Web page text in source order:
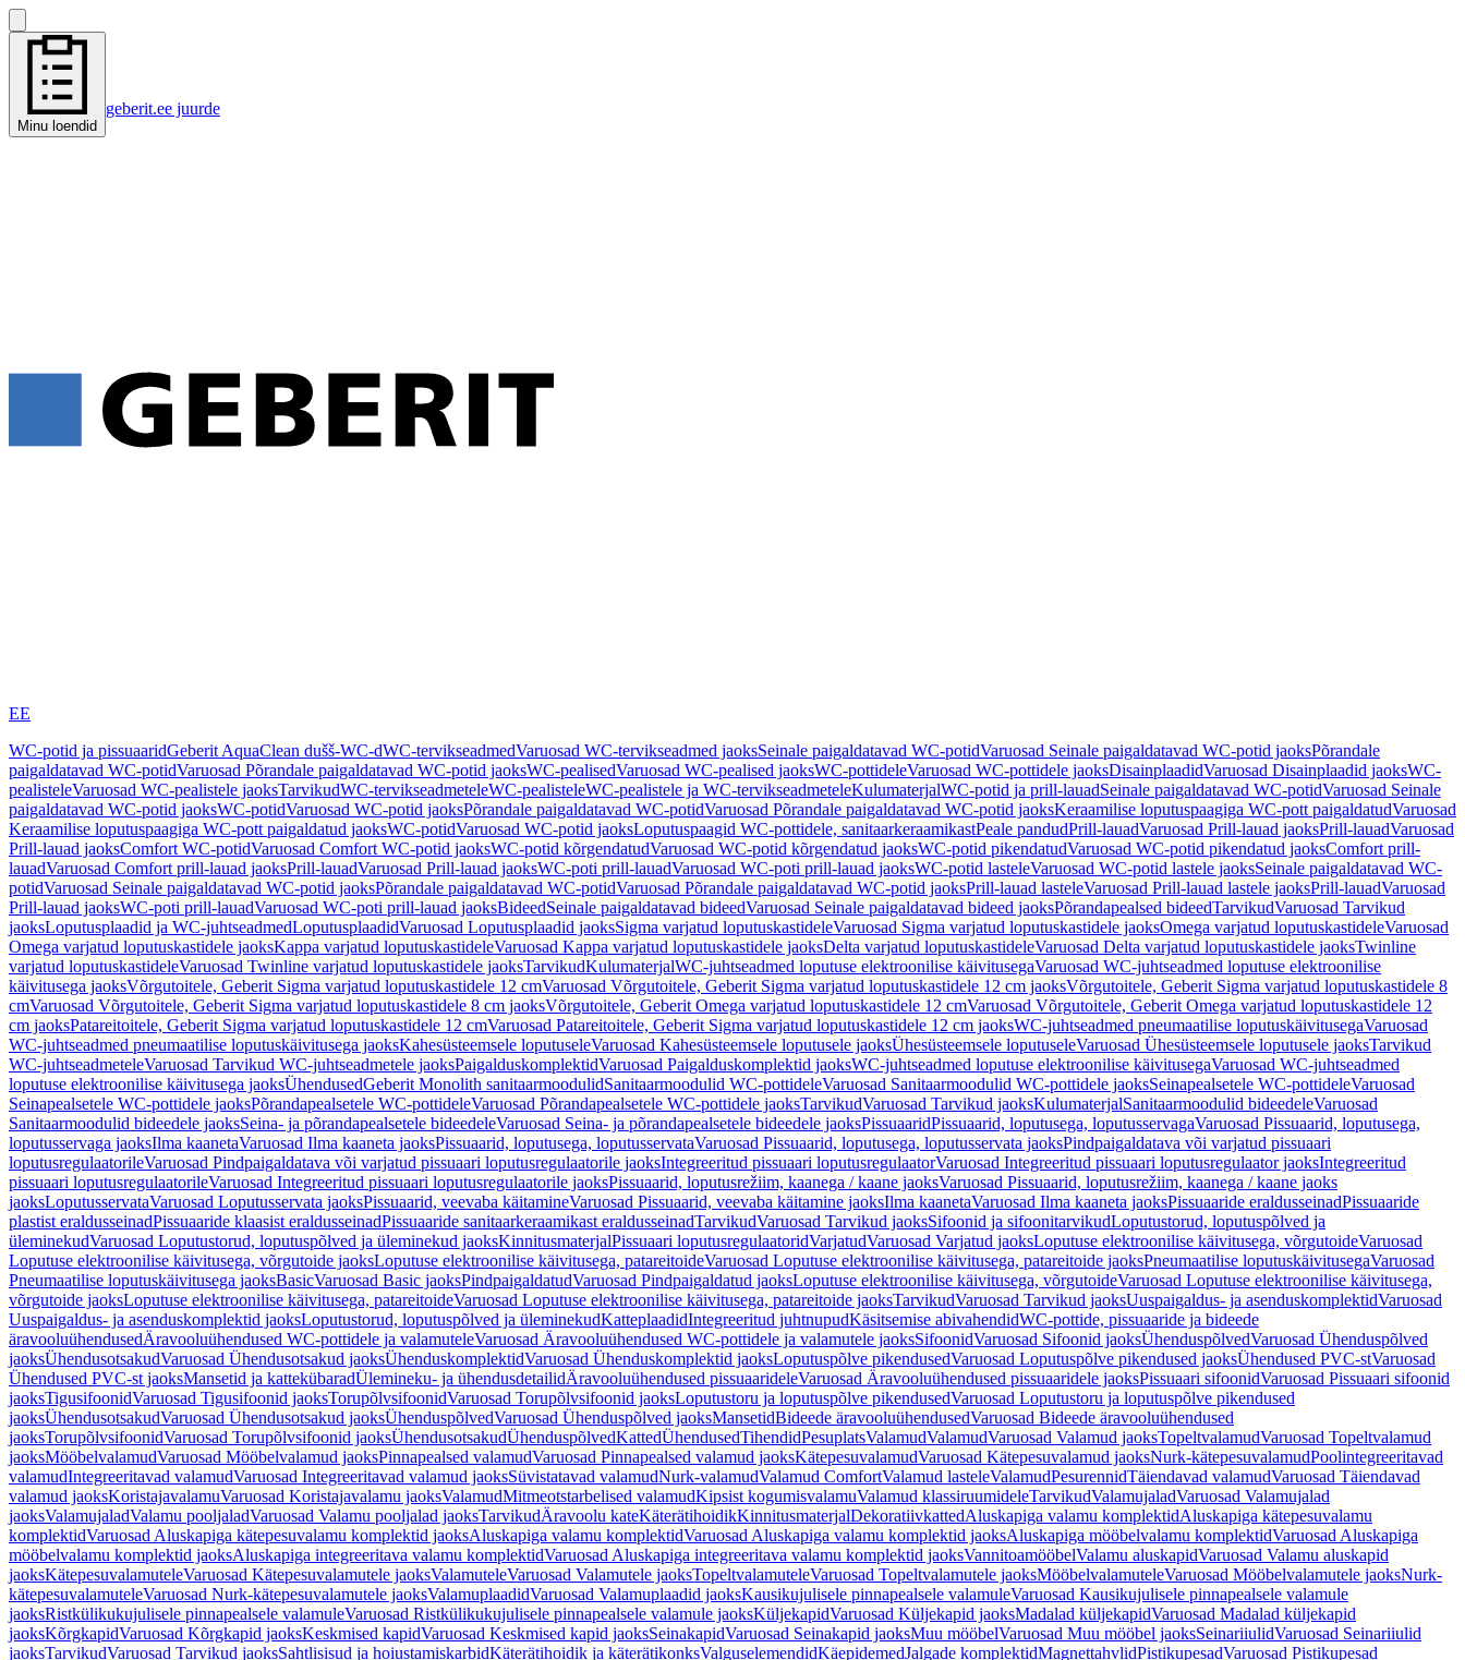
Minu loendid
geberit.ee juurde
EE
WC-potid ja pissuaaridGeberit AquaClean dušš-WC-dWC-tervikseadmedVaruosad WC-tervikseadmed jaoksSeinale paigaldatavad WC-potidVaruosad Seinale paigaldatavad WC-potid jaoksPõrandale
paigaldatavad WC-potidVaruosad Põrandale paigaldatavad WC-potid jaoksWC-pealisedVaruosad WC-pealised jaoksWC-pottideleVaruosad WC-pottidele jaoksDisainplaadidVaruosad Disainplaadid jaoksWC-
pealisteleVaruosad WC-pealistele jaoksTarvikudWC-tervikseadmeteleWC-pealisteleWC-pealistele ja WC-tervikseadmeteleKulumaterjalWC-potid ja prill-lauadSeinale paigaldatavad WC-potidVaruosad Seinale
paigaldatavad WC-potid jaoksWC-potidVaruosad WC-potid jaoksPõrandale paigaldatavad WC-potidVaruosad Põrandale paigaldatavad WC-potid jaoksKeraamilise loputuspaagiga WC-pott paigaldatudVaruosad
Keraamilise loputuspaagiga WC-pott paigaldatud jaoksWC-potidVaruosad WC-potid jaoksLoputuspaagid WC-pottidele, sanitaarkeraamikastPeale pandudPrill-lauadVaruosad Prill-lauad jaoksPrill-lauadVaruosad
Prill-lauad jaoksComfort WC-potidVaruosad Comfort WC-potid jaoksWC-potid kõrgendatudVaruosad WC-potid kõrgendatud jaoksWC-potid pikendatudVaruosad WC-potid pikendatud jaoksComfort prill-
lauadVaruosad Comfort prill-lauad jaoksPrill-lauadVaruosad Prill-lauad jaoksWC-poti prill-lauadVaruosad WC-poti prill-lauad jaoksWC-potid lasteleVaruosad WC-potid lastele jaoksSeinale paigaldatavad WC-
potidVaruosad Seinale paigaldatavad WC-potid jaoksPõrandale paigaldatavad WC-potidVaruosad Põrandale paigaldatavad WC-potid jaoksPrill-lauad lasteleVaruosad Prill-lauad lastele jaoksPrill-lauadVaruosad
Prill-lauad jaoksWC-poti prill-lauadVaruosad WC-poti prill-lauad jaoksBideedSeinale paigaldatavad bideedVaruosad Seinale paigaldatavad bideed jaoksPõrandapealsed bideedTarvikudVaruosad Tarvikud
jaoksLoputusplaadid ja WC-juhtseadmedLoputusplaadidVaruosad Loputusplaadid jaoksSigma varjatud loputuskastideleVaruosad Sigma varjatud loputuskastidele jaoksOmega varjatud loputuskastideleVaruosad
Omega varjatud loputuskastidele jaoksKappa varjatud loputuskastideleVaruosad Kappa varjatud loputuskastidele jaoksDelta varjatud loputuskastideleVaruosad Delta varjatud loputuskastidele jaoksTwinline
varjatud loputuskastideleVaruosad Twinline varjatud loputuskastidele jaoksTarvikudKulumaterjalWC-juhtseadmed loputuse elektroonilise käivitusegaVaruosad WC-juhtseadmed loputuse elektroonilise
käivitusega jaoksVõrgutoitele, Geberit Sigma varjatud loputuskastidele 12 cmVaruosad Võrgutoitele, Geberit Sigma varjatud loputuskastidele 12 cm jaoksVõrgutoitele, Geberit Sigma varjatud loputuskastidele 8
cmVaruosad Võrgutoitele, Geberit Sigma varjatud loputuskastidele 8 cm jaoksVõrgutoitele, Geberit Omega varjatud loputuskastidele 12 cmVaruosad Võrgutoitele, Geberit Omega varjatud loputuskastidele 12
cm jaoksPatareitoitele, Geberit Sigma varjatud loputuskastidele 12 cmVaruosad Patareitoitele, Geberit Sigma varjatud loputuskastidele 12 cm jaoksWC-juhtseadmed pneumaatilise loputuskäivitusegaVaruosad
WC-juhtseadmed pneumaatilise loputuskäivitusega jaoksKahesüsteemsele loputuseleVaruosad Kahesüsteemsele loputusele jaoksÜhesüsteemsele loputuseleVaruosad Ühesüsteemsele loputusele jaoksTarvikud
WC-juhtseadmeteleVaruosad Tarvikud WC-juhtseadmetele jaoksPaigalduskomplektidVaruosad Paigalduskomplektid jaoksWC-juhtseadmed loputuse elektroonilise käivitusegaVaruosad WC-juhtseadmed
loputuse elektroonilise käivitusega jaoksÜhendusedGeberit Monolith sanitaarmoodulidSanitaarmoodulid WC-pottideleVaruosad Sanitaarmoodulid WC-pottidele jaoksSeinapealsetele WC-pottideleVaruosad
Seinapealsetele WC-pottidele jaoksPõrandapealsetele WC-pottideleVaruosad Põrandapealsetele WC-pottidele jaoksTarvikudVaruosad Tarvikud jaoksKulumaterjalSanitaarmoodulid bideedeleVaruosad
Sanitaarmoodulid bideedele jaoksSeina- ja põrandapealsetele bideedeleVaruosad Seina- ja põrandapealsetele bideedele jaoksPissuaaridPissuaarid, loputusega, loputusservagaVaruosad Pissuaarid, loputusega,
loputusservaga jaoksIlma kaanetaVaruosad Ilma kaaneta jaoksPissuaarid, loputusega, loputusservataVaruosad Pissuaarid, loputusega, loputusservata jaoksPindpaigaldatava või varjatud pissuaari
loputusregulaatorileVaruosad Pindpaigaldatava või varjatud pissuaari loputusregulaatorile jaoksIntegreeritud pissuaari loputusregulaatorVaruosad Integreeritud pissuaari loputusregulaator jaoksIntegreeritud
pissuaari loputusregulaatorileVaruosad Integreeritud pissuaari loputusregulaatorile jaoksPissuaarid, loputusrežiim, kaanega / kaane jaoksVaruosad Pissuaarid, loputusrežiim, kaanega / kaane jaoks
jaoksLoputusservataVaruosad Loputusservata jaoksPissuaarid, veevaba käitamineVaruosad Pissuaarid, veevaba käitamine jaoksIlma kaanetaVaruosad Ilma kaaneta jaoksPissuaaride eraldusseinadPissuaaride
plastist eraldusseinadPissuaaride klaasist eraldusseinadPissuaaride sanitaarkeraamikast eraldusseinadTarvikudVaruosad Tarvikud jaoksSifoonid ja sifoonitarvikudLoputustorud, loputuspõlved ja
üleminekudVaruosad Loputustorud, loputuspõlved ja üleminekud jaoksKinnitusmaterjalPissuaari loputusregulaatoridVarjatudVaruosad Varjatud jaoksLoputuse elektroonilise käivitusega, võrgutoideVaruosad
Loputuse elektroonilise käivitusega, võrgutoide jaoksLoputuse elektroonilise käivitusega, patareitoideVaruosad Loputuse elektroonilise käivitusega, patareitoide jaoksPneumaatilise loputuskäivitusegaVaruosad
Pneumaatilise loputuskäivitusega jaoksBasicVaruosad Basic jaoksPindpaigaldatudVaruosad Pindpaigaldatud jaoksLoputuse elektroonilise käivitusega, võrgutoideVaruosad Loputuse elektroonilise käivitusega,
võrgutoide jaoksLoputuse elektroonilise käivitusega, patareitoideVaruosad Loputuse elektroonilise käivitusega, patareitoide jaoksTarvikudVaruosad Tarvikud jaoksUuspaigaldus- ja asenduskomplektidVaruosad
Uuspaigaldus- ja asenduskomplektid jaoksLoputustorud, loputuspõlved ja üleminekudKatteplaadidIntegreeritud juhtnupudKäsitsemise abivahendidWC-pottide, pissuaaride ja bideede
äravooluühendusedÄravooluühendused WC-pottidele ja valamuteleVaruosad Äravooluühendused WC-pottidele ja valamutele jaoksSifoonidVaruosad Sifoonid jaoksÜhenduspõlvedVaruosad Ühenduspõlved
jaoksÜhendusotsakudVaruosad Ühendusotsakud jaoksÜhenduskomplektidVaruosad Ühenduskomplektid jaoksLoputuspõlve pikendusedVaruosad Loputuspõlve pikendused jaoksÜhendused PVC-stVaruosad
Ühendused PVC-st jaoksMansetid ja kattekübaradÜlemineku- ja ühendusdetailidÄravooluühendused pissuaarideleVaruosad Äravooluühendused pissuaaridele jaoksPissuaari sifoonidVaruosad Pissuaari sifoonid
jaoksTigusifoonidVaruosad Tigusifoonid jaoksTorupõlvsifoonidVaruosad Torupõlvsifoonid jaoksLoputustoru ja loputuspõlve pikendusedVaruosad Loputustoru ja loputuspõlve pikendused
jaoksÜhendusotsakudVaruosad Ühendusotsakud jaoksÜhenduspõlvedVaruosad Ühenduspõlved jaoksMansetidBideede äravooluühendusedVaruosad Bideede äravooluühendused
jaoksTorupõlvsifoonidVaruosad Torupõlvsifoonid jaoksÜhendusotsakudÜhenduspõlvedKattedÜhendusedTihendidPesuplatsValamudValamudVaruosad Valamud jaoksTopeltvalamudVaruosad Topeltvalamud
jaoksMööbelvalamudVaruosad Mööbelvalamud jaoksPinnapealsed valamudVaruosad Pinnapealsed valamud jaoksKätepesuvalamudVaruosad Kätepesuvalamud jaoksNurk-kätepesuvalamudPoolintegreeritavad
valamudIntegreeritavad valamudVaruosad Integreeritavad valamud jaoksSüvistatavad valamudNurk-valamudValamud ComfortValamud lasteleValamudPesurennidTäiendavad valamudVaruosad Täiendavad
valamud jaoksKoristajavalamuVaruosad Koristajavalamu jaoksValamudMitmeotstarbelised valamudKipsist kogumisvalamuValamud klassiruumideleTarvikudValamujaladVaruosad Valamujalad
jaoksValamujaladValamu pooljaladVaruosad Valamu pooljalad jaoksTarvikudÄravoolu kateKäterätihoidikKinnitusmaterjalDekoratiivkattedAluskapiga valamu komplektidAluskapiga kätepesuvalamu
komplektidVaruosad Aluskapiga kätepesuvalamu komplektid jaoksAluskapiga valamu komplektidVaruosad Aluskapiga valamu komplektid jaoksAluskapiga mööbelvalamu komplektidVaruosad Aluskapiga
mööbelvalamu komplektid jaoksAluskapiga integreeritava valamu komplektidVaruosad Aluskapiga integreeritava valamu komplektid jaoksVannitoamööbelValamu aluskapidVaruosad Valamu aluskapid
jaoksKätepesuvalamuteleVaruosad Kätepesuvalamutele jaoksValamuteleVaruosad Valamutele jaoksTopeltvalamuteleVaruosad Topeltvalamutele jaoksMööbelvalamuteleVaruosad Mööbelvalamutele jaoksNurk-
kätepesuvalamuteleVaruosad Nurk-kätepesuvalamutele jaoksValamuplaadidVaruosad Valamuplaadid jaoksKausikujulisele pinnapealsele valamuleVaruosad Kausikujulisele pinnapealsele valamule
jaoksRistkülikukujulisele pinnapealsele valamuleVaruosad Ristkülikukujulisele pinnapealsele valamule jaoksKüljekapidVaruosad Küljekapid jaoksMadalad küljekapidVaruosad Madalad küljekapid
jaoksKõrgkapidVaruosad Kõrgkapid jaoksKeskmised kapidVaruosad Keskmised kapid jaoksSeinakapidVaruosad Seinakapid jaoksMuu mööbelVaruosad Muu mööbel jaoksSeinariiulidVaruosad Seinariiulid
jaoksTarvikudVaruosad Tarvikud jaoksSahtlisisud ja hoiustamiskarbidKäterätihoidik ja käterätikonksValguselemendidKäepidemedJalgade komplektidMagnettahvlidPistikupesadVaruosad Pistikupesad